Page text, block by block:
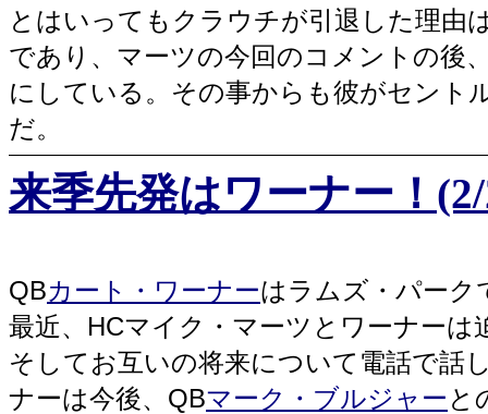
とはいってもクラウチが引退した理由
であり、マーツの今回のコメントの後
にしている。その事からも彼がセント
だ。
来季先発はワーナー！
QBカート・ワーナーはラムズ・パーク
最近、HCマイク・マーツとワーナー
そしてお互いの将来について電話で話
ナーは今後、QBマーク・ブルジャー と